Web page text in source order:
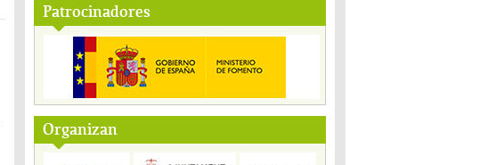
Patrocinadores
Organizan